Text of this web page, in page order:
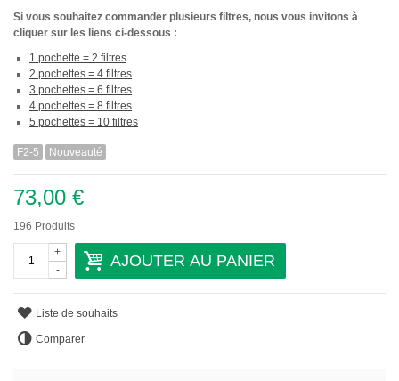
Si vous souhaitez commander plusieurs filtres, nous vous invitons à
cliquer sur les liens ci-dessous :
1 pochette = 2 filtres
2 pochettes = 4 filtres
3 pochettes = 6 filtres
4 pochettes = 8 filtres
5 pochettes = 10 filtres
F2-5 Nouveauté
73,00 €
196 Produits
-
+ AJOUTER AU PANIER
Liste de souhaits
Comparer